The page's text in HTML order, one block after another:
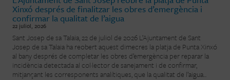
Xinxó després de finalitzar les obres d’emergència i
confirmar la qualitat de l’aigua
22 juliol, 2026
Sant Josep de sa Talaia, 22 de juliol de 2026 L’Ajuntament de Sant
Josep de sa Talaia ha reobert aquest dimecres la platja de Punta Xinxó
al bany després de completar les obres d’emergència per reparar la
incidència detectada al col·lector de sanejament i de confirmar,
mitjançant les corresponents analítiques, que la qualitat de l’aigua...